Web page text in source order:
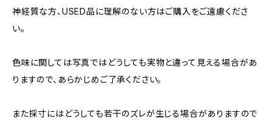
神経質な方、USED品に理解のない方はご購入をご遠慮くださ
い。
色味に関しては写真ではどうしても実物と違って見える場合があ
りますので、あらかじめご了承ください。
また採寸にはどうしても若干のズレが生じる場合がありますので